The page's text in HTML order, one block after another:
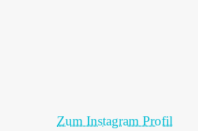
Zum Instagram Profil